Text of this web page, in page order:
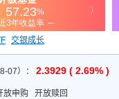
交银成长
07）： 2.3929 ( 2.69% )
放申购
开放赎回